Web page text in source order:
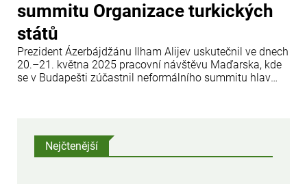
summitu Organizace turkických
států
Prezident Ázerbájdžánu Ilham Alijev uskutečnil ve dnech
20.–21. května 2025 pracovní návštěvu Maďarska, kde
se v Budapešti zúčastnil neformálního summitu hlav
Nejčtenější